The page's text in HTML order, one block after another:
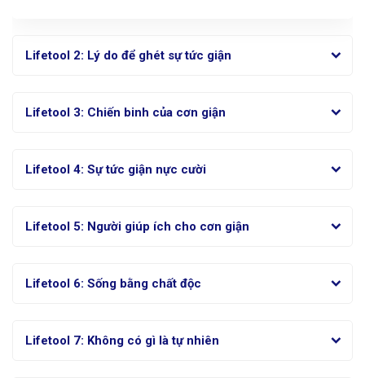
Lifetool 2: Lý do để ghét sự tức giận
Lifetool 3: Chiến binh của cơn giận
Lifetool 4: Sự tức giận nực cười
Lifetool 5: Người giúp ích cho cơn giận
Lifetool 6: Sống bằng chất độc
Lifetool 7: Không có gì là tự nhiên